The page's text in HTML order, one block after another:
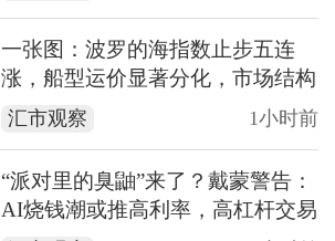
一张图：波罗的海指数止步五连
涨，船型运价显著分化，市场结构
性特征凸显
汇市观察 1小时前
“派对里的臭鼬”来了？戴蒙警告：
AI烧钱潮或推高利率，高杠杆交易